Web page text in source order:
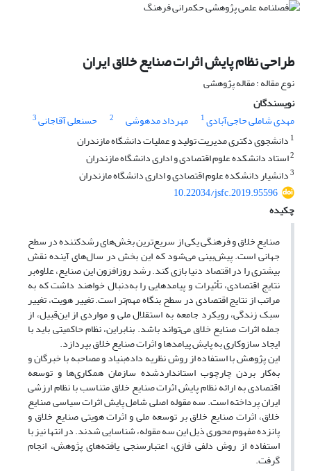
طراحی نظام پایش اثرات صنایع خلاق ایران
نوع مقاله : مقاله پژوهشی
نویسندگان
مهدی شاملی حاجی‌آبادی1 مهرداد مدهوشی 2 حسنعلی آقاجانی3
1 دانشجوی دکتری مدیریت تولید و عملیات دانشگاه مازندران
2استاد دانشکده علوم اقتصادی و اداری دانشگاه مازندران
3دانشیار دانشکده علوم اقتصادی و اداری دانشگاه مازندران
10.22034/jsfc.2019.95596
چکیده
صنایع خلاق و فرهنگی یکی از سریع‌ترین بخش‌های رشدکننده در سطح
جهانی است. پیش‌بینی می‌شود که این بخش در سال‌های آینده نقش
بیشتری را در اقتصاد دنیا بازی کند. رشد روزافزون این صنایع، علاوه‌بر
نتایج اقتصادی، تأثیرات و پیامدهایی را به‌دنبال خواهند داشت که به
مراتب از نتایج اقتصادی در سطح بنگاه مهم‌تر است. تغییر هویت، تغییر
سبک زندگی، رویکرد جامعه به استقلال ملی و مواردی از این‌قبیل، از
جمله اثرات صنایع خلاق می‌تواند باشد. بنابراین، نظام حاکمیتی باید با
ایجاد سازوکاری به پایش پیامد‌ها و اثرات صنایع خلاق بپردازد.
این پژوهش با استفاده از روش نظریه داده‌بنیاد و مصاحبه با خبرگان و
به‌کار بردن چارچوب استانداردشده سازمان همکاری‌ها و توسعه
اقتصادی به ارائه نظام پایش اثرات صنایع خلاق متناسب با نظام ارزشی
ایران پرداخته است. سه مقوله اصلی شامل پایش اثرات سیاسی صنایع
خلاق، اثرات صنایع خلاق بر توسعه ملی و اثرات هویتی صنایع خلاق و
پانزده مفهوم محوری ذیل این سه مقوله، شناسایی شدند. در انتها نیز با
استفاده از روش دلفی فازی، اعتبارسنجی یافته‌های پژوهش، انجام
گرفت.